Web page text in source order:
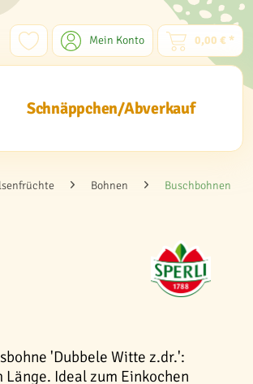
Mein Konto 0,00 € *
Schnäppchen/Abverkauf
Bohnen Buschbohnen
'Dubbele Witte z.dr.':
Ideal zum Einkochen